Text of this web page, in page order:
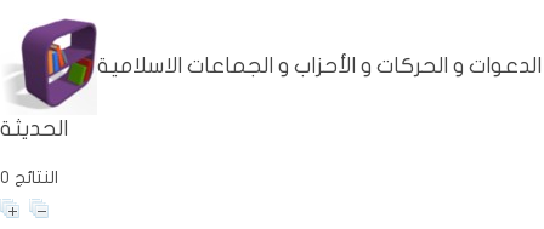
الدعوات و الحركات و الأحزاب و الجماعات الاسلامية
الحديثة
0 النتائج